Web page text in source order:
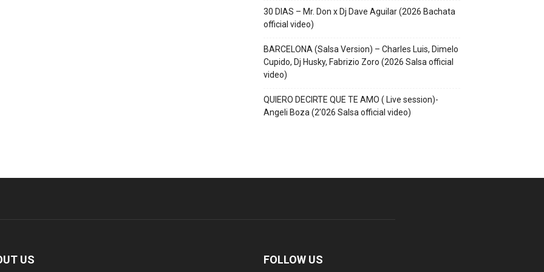
30 DIAS – Mr. Don x Dj Dave Aguilar (2026 Bachata
official video)
BARCELONA (Salsa Version) – Charles Luis, Dimelo
Cupido, Dj Husky, Fabrizio Zoro (2026 Salsa official
video)
QUIERO DECIRTE QUE TE AMO ( Live session)-
Angeli Boza (2’026 Salsa official video)
US FOLLOW US